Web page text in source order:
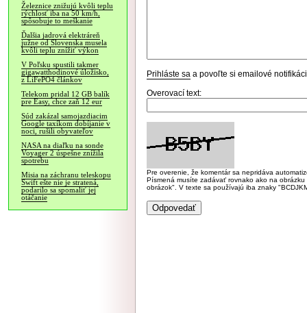
Železnice znižujú kvôli teplu
rýchlosť iba na 50 km/h,
spôsobuje to meškanie
Ďalšia jadrová elektráreň
južne od Slovenska musela
kvôli teplu znížiť výkon
V Poľsku spustili takmer
gigawatthodinové úložisko,
z LiFePO4 článkov
Telekom pridal 12 GB balík
pre Easy, chce zaň 12 eur
Súd zakázal samojazdiacim
Google taxíkom dobíjanie v
noci, rušili obyvateľov
NASA na diaľku na sonde
Voyager 2 úspešne znížila
spotrebu
Misia na záchranu teleskopu
Swift ešte nie je stratená,
podarilo sa spomaliť jej
otáčanie
Prihláste sa a povoľte si emailové
Overovací text:
Pre overenie, že komentár sa nepridáva
Písmená musíte zadávať rovnako ako na
obrázok". V texte sa používajú iba znaky